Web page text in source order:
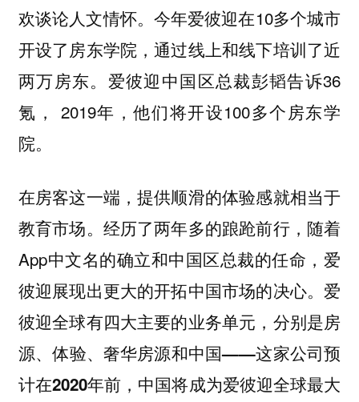
欢谈论人文情怀。 今年爱彼迎在10多个城市
开设了房东学院，通过线上和线下培训了近
两万房东。爱彼迎中国区总裁彭韬告诉36
氪， 2019年，他们将开设100多个房东学
院。
在房客这一端，提供顺滑的体验感就相当于
教育市场。经历了两年多的踉跄前行， 随着
App中文名的确立和中国区总裁的任命，爱
彼迎展现出更大的开拓中国市场的决心。 爱
彼迎全球有四大主要的业务单元，分别是房
源、体验、奢华房源和中国——这家公司预
计在2020年前，中国将成为爱彼迎全球最大